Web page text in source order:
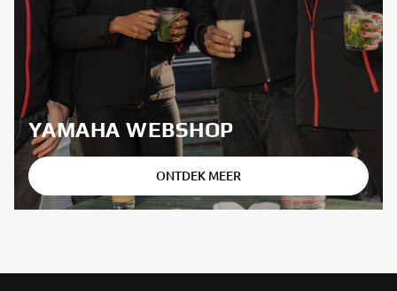
YAMAHA WEBSHOP
ONTDEK MEER